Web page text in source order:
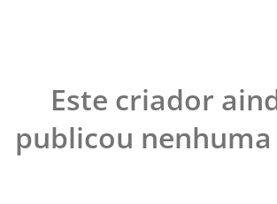
Este criador
publicou